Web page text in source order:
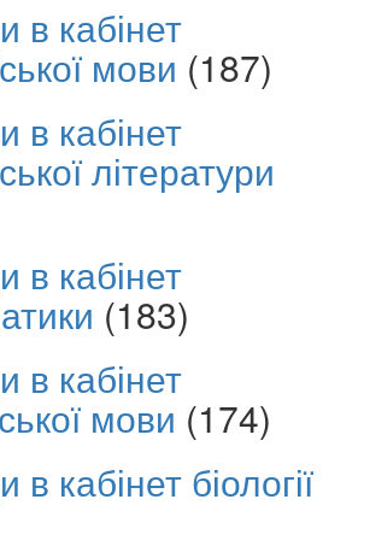
в кабінет
мови (187)
в кабінет
літератури
в кабінет
(183)
в кабінет
мови (174)
кабінет біології